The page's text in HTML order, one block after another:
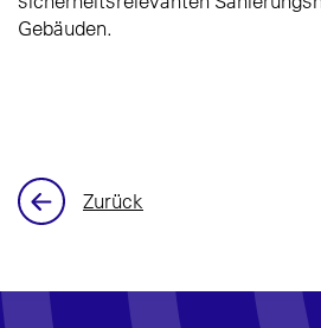
Gebäuden.
Zurück